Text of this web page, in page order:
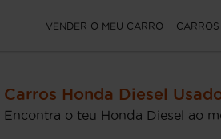
VENDER O MEU CARRO
Carros Honda Diesel
Encontra o teu Honda Diesel ao